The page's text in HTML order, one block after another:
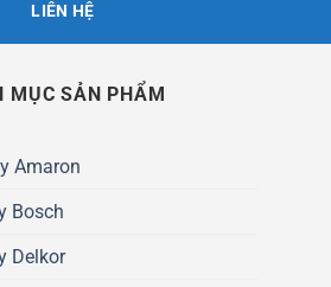
LIÊN HỆ
MỤC SẢN PHẨM
Amaron
Bosch
Delkor